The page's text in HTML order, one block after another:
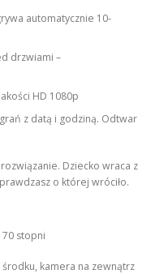
automatycznie 10-
drzwiami –
HD 1080p
z datą i godziną. Odtwar
Dziecko wraca z
o której wróciło.
stopni
kamera na zewnątrz